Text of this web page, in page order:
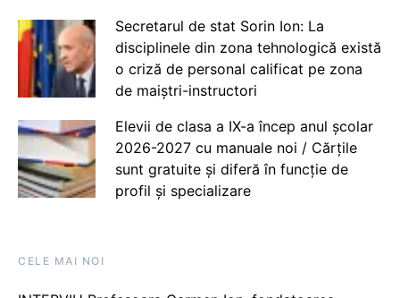
Secretarul de stat Sorin Ion: La
disciplinele din zona tehnologică există
o criză de personal calificat pe zona
de maiștri-instructori
Elevii de clasa a IX-a încep anul școlar
2026-2027 cu manuale noi / Cărțile
sunt gratuite și diferă în funcție de
profil și specializare
CELE MAI NOI